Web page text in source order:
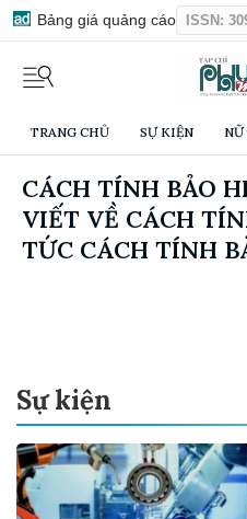
Bảng giá quảng cáo ISSN:
TRANG CHỦ SỰ KIỆN
CÁCH TÍNH BẢO
VIẾT VỀ CÁCH
TỨC CÁCH TÍNH
Sự kiện